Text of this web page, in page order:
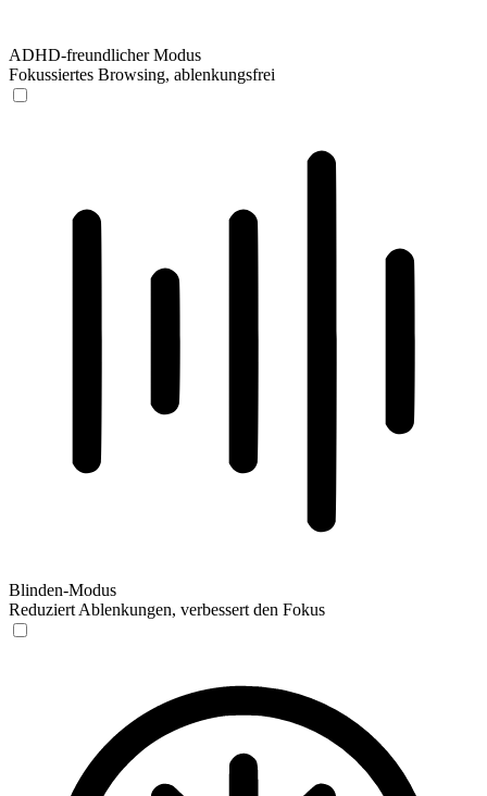
ADHD-freundlicher Modus
Fokussiertes Browsing, ablenkungsfrei
Blinden-Modus
Reduziert Ablenkungen, verbessert den Fokus